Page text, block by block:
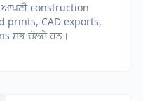
ਆਪਣੀ construction
CAD exports,
ਸਭ ਚੱਲਦੇ ਹਨ।